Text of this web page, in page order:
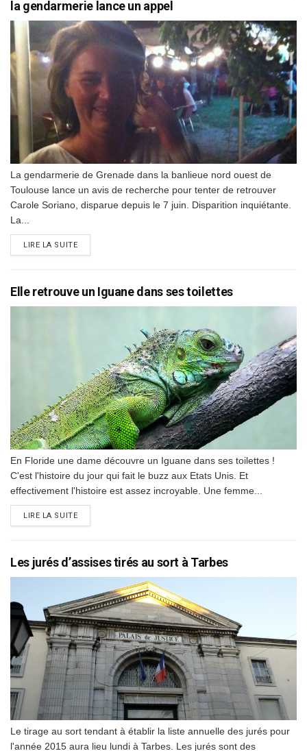
la gendarmerie lance un appel
La gendarmerie de Grenade dans la banlieue nord ouest de
Toulouse lance un avis de recherche pour tenter de retrouver
Carole Soriano, disparue depuis le 7 juin. Disparition inquiétante.
La...
LIRE LA SUITEDETAILS
Elle retrouve un Iguane dans ses toilettes
En Floride une dame découvre un Iguane dans ses toilettes !
C'est l'histoire du jour qui fait le buzz aux Etats Unis. Et
effectivement l'histoire est assez incroyable. Une femme...
LIRE LA SUITEDETAILS
Les jurés d’assises tirés au sort à Tarbes
Le tirage au sort tendant à établir la liste annuelle des jurés pour
l'année 2015 aura lieu lundi à Tarbes. Les jurés sont des